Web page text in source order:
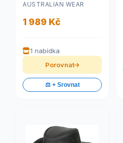
AUSTRALIAN WEAR
1 989 Kč
1 nabídka
Porovnat
⚖️ + Srovnat